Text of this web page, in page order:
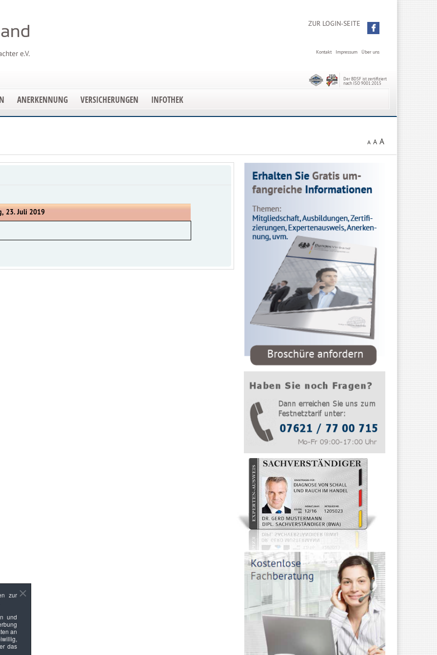
ZUR LOGIN-SEITE
Über uns
Impressum
Kontakt
Der BDSF ist zertifiziert
nach ISO 9001:2015
ANERKENNUNG VERSICHERUNGEN INFOTHEK
A A A
23. Juli 2019
zur
und
an
das